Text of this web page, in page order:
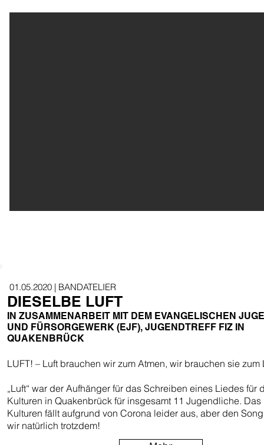
01.05.2020 | BANDATELIER
DIESELBE LUFT
IN ZUSAMMENARBEIT MIT DEM EVANGELISCHEN
UND FÜRSORGEWERK (EJF), JUGENDTREFF FIZ IN
QUAKENBRÜCK
LUFT! – Luft brauchen wir zum Atmen, wir brauchen sie
„Luft“ war der Aufhänger für das Schreiben eines Liedes für
Kulturen in Quakenbrück für insgesamt 11 Jugendliche. Das
Kulturen fällt aufgrund von Corona leider aus, aber den
wir natürlich trotzdem!